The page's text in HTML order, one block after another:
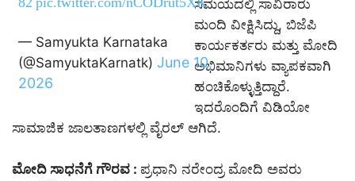
— Samyukta Karnataka
(@SamyuktaKarnatk)June 10,
2026
ಸಮಯದಲ್ಲಿ ಸಾವಿರಾರು
ಮಂದಿ ವೀಕ್ಷಿಸಿದ್ದು, ಬಿಜೆಪಿ
ಕಾರ್ಯಕರ್ತರು ಮತ್ತು ಮೋದಿ
ಅಭಿಮಾನಿಗಳು ವ್ಯಾಪಕವಾಗಿ
ಹಂಚಿಕೊಳ್ಳುತ್ತಿದ್ದಾರೆ.
ಇದರೊಂದಿಗೆ ವಿಡಿಯೋ
ಸಾಮಾಜಿಕ ಜಾಲತಾಣಗಳಲ್ಲಿ ವೈರಲ್ ಆಗಿದೆ.
ಮೋದಿ ಸಾಧನೆಗೆ ಗೌರವ : ಪ್ರಧಾನಿ ನರೇಂದ್ರ ಮೋದಿ ಅವರು